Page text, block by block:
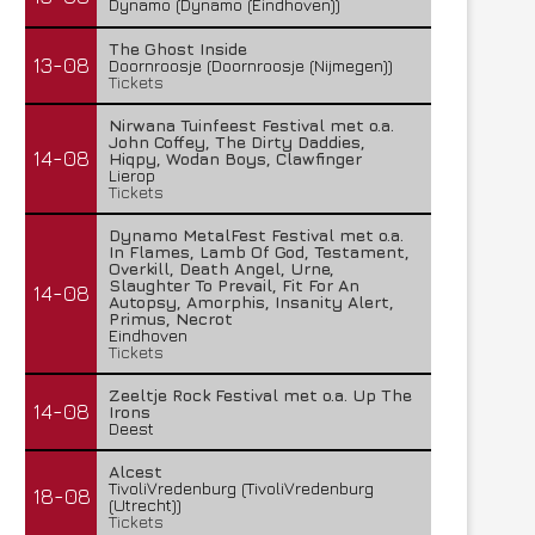
Dynamo (Dynamo (Eindhoven))
13-08
The Ghost Inside
Doornroosje (Doornroosje (Nijmegen))
Tickets
14-08
Nirwana Tuinfeest Festival met o.a.
John Coffey, The Dirty Daddies,
Hiqpy, Wodan Boys, Clawfinger
Lierop
Tickets
14-08
Dynamo MetalFest Festival met o.a.
In Flames, Lamb Of God, Testament,
Overkill, Death Angel, Urne,
Slaughter To Prevail, Fit For An
Autopsy, Amorphis, Insanity Alert,
Primus, Necrot
Eindhoven
Tickets
14-08
Zeeltje Rock Festival met o.a. Up The
Irons
Deest
18-08
Alcest
TivoliVredenburg (TivoliVredenburg
(Utrecht))
Tickets